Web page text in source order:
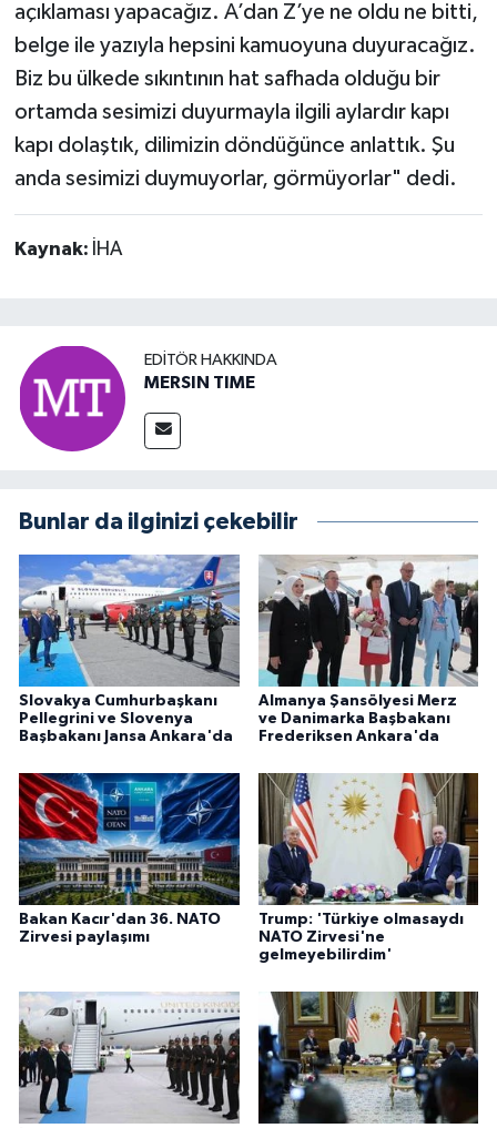
açıklaması yapacağız. A’dan Z’ye ne oldu ne bitti,
belge ile yazıyla hepsini kamuoyuna duyuracağız.
Biz bu ülkede sıkıntının hat safhada olduğu bir
ortamda sesimizi duyurmayla ilgili aylardır kapı
kapı dolaştık, dilimizin döndüğünce anlattık. Şu
anda sesimizi duymuyorlar, görmüyorlar" dedi.
Kaynak: İHA
EDITÖR HAKKINDA
MERSIN TIME
Bunlar da ilginizi çekebilir
Slovakya Cumhurbaşkanı
Pellegrini ve Slovenya
Başbakanı Jansa Ankara'da
Almanya Şansölyesi Merz
ve Danimarka Başbakanı
Frederiksen Ankara'da
Bakan Kacır'dan 36. NATO
Zirvesi paylaşımı
Trump: 'Türkiye olmasaydı
NATO Zirvesi'ne
gelmeyebilirdim'